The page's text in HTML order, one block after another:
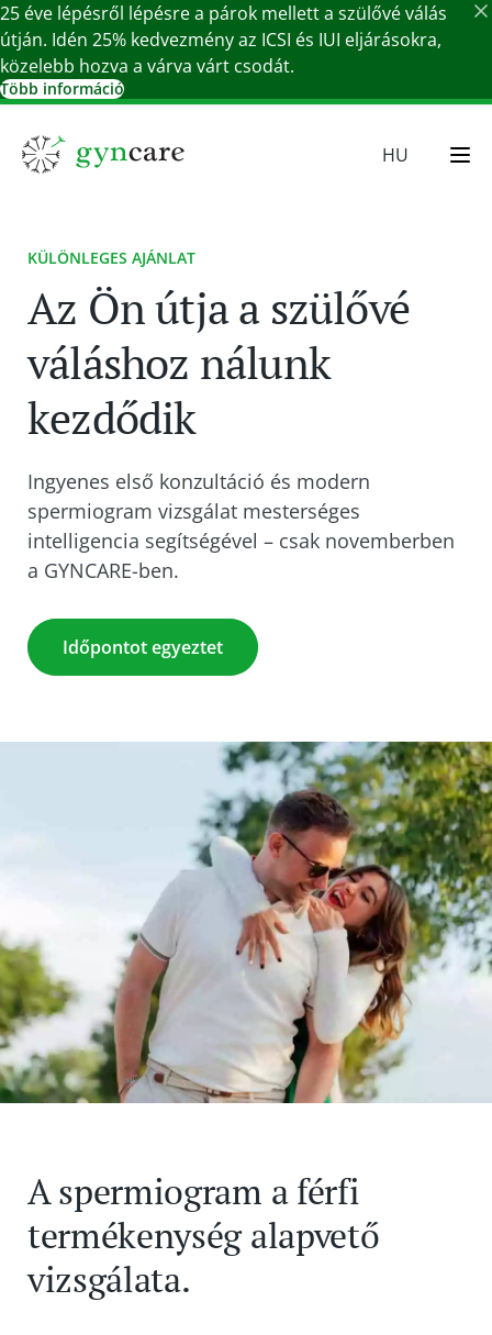
25 éve lépésről lépésre a párok mellett a szülővé válás
útján. Idén 25% kedvezmény az ICSI és IUI eljárásokra,
közelebb hozva a várva várt csodát.
Több információ
HU
DE
KÜLÖNLEGES AJÁNLAT
Az Ön útja a szülővé
váláshoz nálunk
kezdődik
Ingyenes első konzultáció és modern
spermiogram vizsgálat mesterséges
intelligencia segítségével – csak novemberben
a GYNCARE-ben.
Időpontot egyeztet
A spermiogram a férfi
termékenység alapvető
vizsgálata.